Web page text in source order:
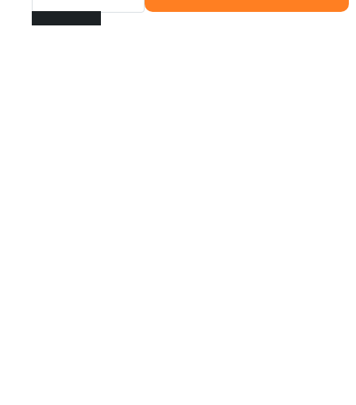
1